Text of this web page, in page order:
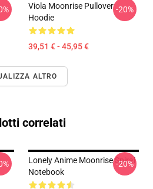
Viola Moonrise Pullover
Hoodie
39,51 € - 45,95 €
-20%
ALTRO
correlati
Lonely Anime Moonrise Spiral
Notebook
-20%